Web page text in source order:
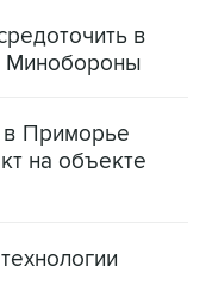
в
Минобороны
Приморье
на объекте